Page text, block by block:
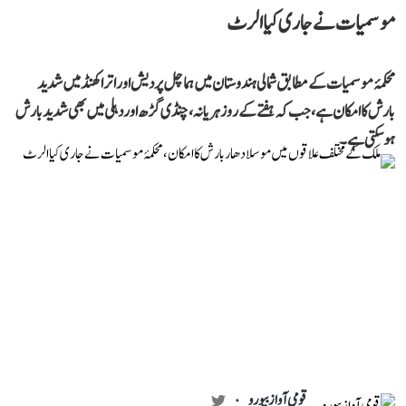
موسمیات نے جاری کیا الرٹ
محکمۂ موسمیات کے مطابق شمالی ہندوستان میں ہماچل پردیش اور اتراکھنڈ میں شدید
بارش کا امکان ہے، جب کہ ہفتے کے روز ہریانہ، چنڈی گڑھ اور دہلی میں بھی شدید بارش
ہوسکتی ہے۔
قومی آواز بیورو